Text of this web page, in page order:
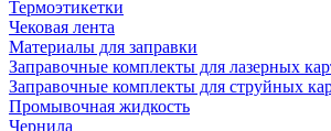
Термоэтикетки
Чековая лента
Материалы для заправки
Заправочные комплекты для лазерных
Заправочные комплекты для струйных
Промывочная жидкость
Чернила